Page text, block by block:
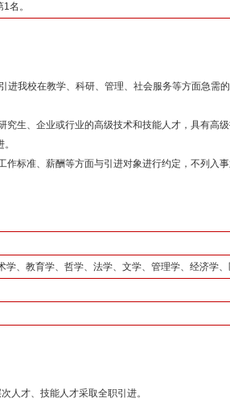
名。
进我校在教学、科研、管理、社会服务等方面急
究生、企业或行业的高级技术和技能人才，具有高
标准、薪酬等方面与引进对象进行约定，不列入
学、教育学、哲学、法学、文学、管理学、经济学
人才、技能人才采取全职引进。